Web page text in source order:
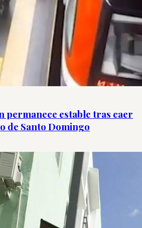
permanece estable tras caer
de Santo Domingo